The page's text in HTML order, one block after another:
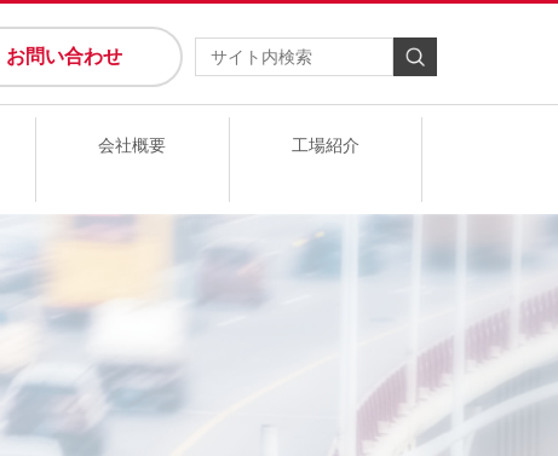
お問い合わせ
会社概要 工場紹介